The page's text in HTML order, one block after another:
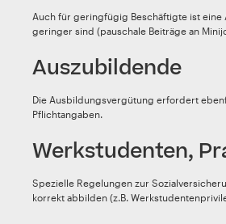
Auch für geringfügig Beschäftigte ist
geringer sind (pauschale Beiträge an
Auszubildende
Die Ausbildungsvergütung erfordert
Pflichtangaben.
Werkstudenten,
Spezielle Regelungen zur
korrekt abbilden (z.B.